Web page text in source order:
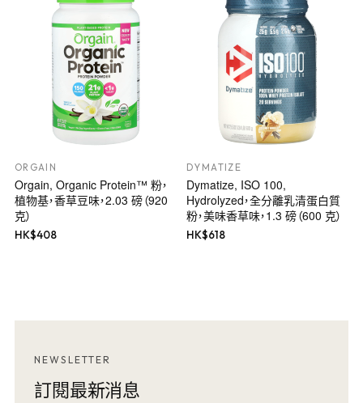
ORGAIN
Orgain, Organic Protein™ 粉，
植物基，香草豆味，2.03 磅（920
克）
HK$408
DYMATIZE
Dymatize, ISO 100,
Hydrolyzed，全分離乳清蛋白質
粉，美味香草味，1.3 磅（600 克）
HK$618
NEWSLETTER
訂閱最新消息